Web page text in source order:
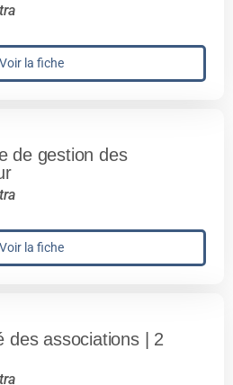
Voir la fiche
de gestion des
Voir la fiche
des associations | 2